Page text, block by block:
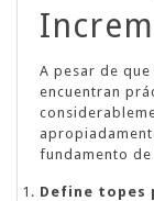
A pesar de
encuentran
fundamento
Define topes